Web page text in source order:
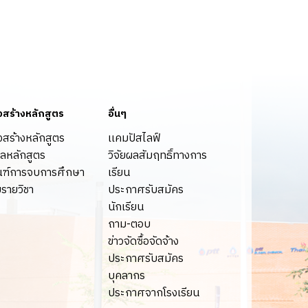
สร้างหลักสูตร
สร้างหลักสูตร
หลักสูตร
การจบการศึกษา
ายวิชา
อื่นๆ
เเคมปัสไลฟ์
วิจัยผลสัมฤทธิ์ทางการ
เรียน
ประกาศรับสมัคร
นักเรียน
ถาม-ตอบ
ข่าวจัดซื้อจัดจ้าง
ประกาศรับสมัคร
บุคลากร
ประกาศจากโรงเรียน